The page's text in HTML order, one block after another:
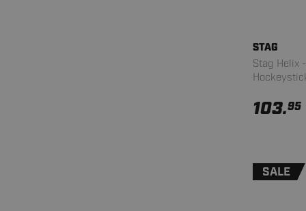
STAG
Stag Helix
103.95
SALE